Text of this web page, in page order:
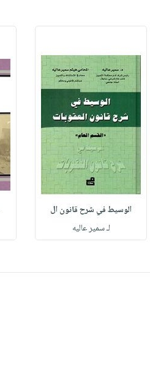
الوسيط في شرح قانون ال
لـ سمير عاليه